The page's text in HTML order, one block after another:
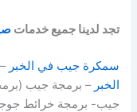
تجد لدينا جميع خدمات
سمكرة جيب في الخبر
الخبر – برمجة جيب
جيب- برمجة خرائط